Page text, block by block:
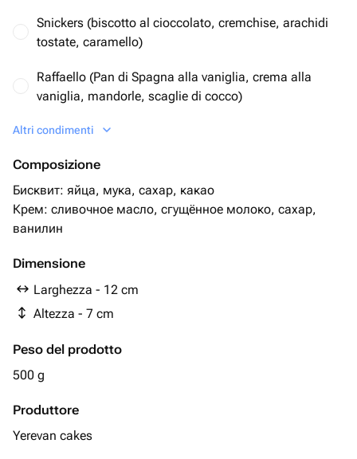
Snickers (biscotto al cioccolato, cremchise, arachidi
tostate, caramello)
Raffaello (Pan di Spagna alla vaniglia, crema alla
vaniglia, mandorle, scaglie di cocco)
Красный бархат (бисквит, кремчиз, сливки)
Лимонная (нежные бисквитные коржи
пропитанные лимонным сиропом и лимонным
кремом)
Altri condimenti
Composizione
Бисквит: яйца, мука, сахар, какао
Крем: сливочное масло, сгущённое молоко, сахар,
ванилин
Dimensione
Larghezza - 12 cm
Altezza - 7 cm
Peso del prodotto
500 g
Produttore
Yerevan cakes